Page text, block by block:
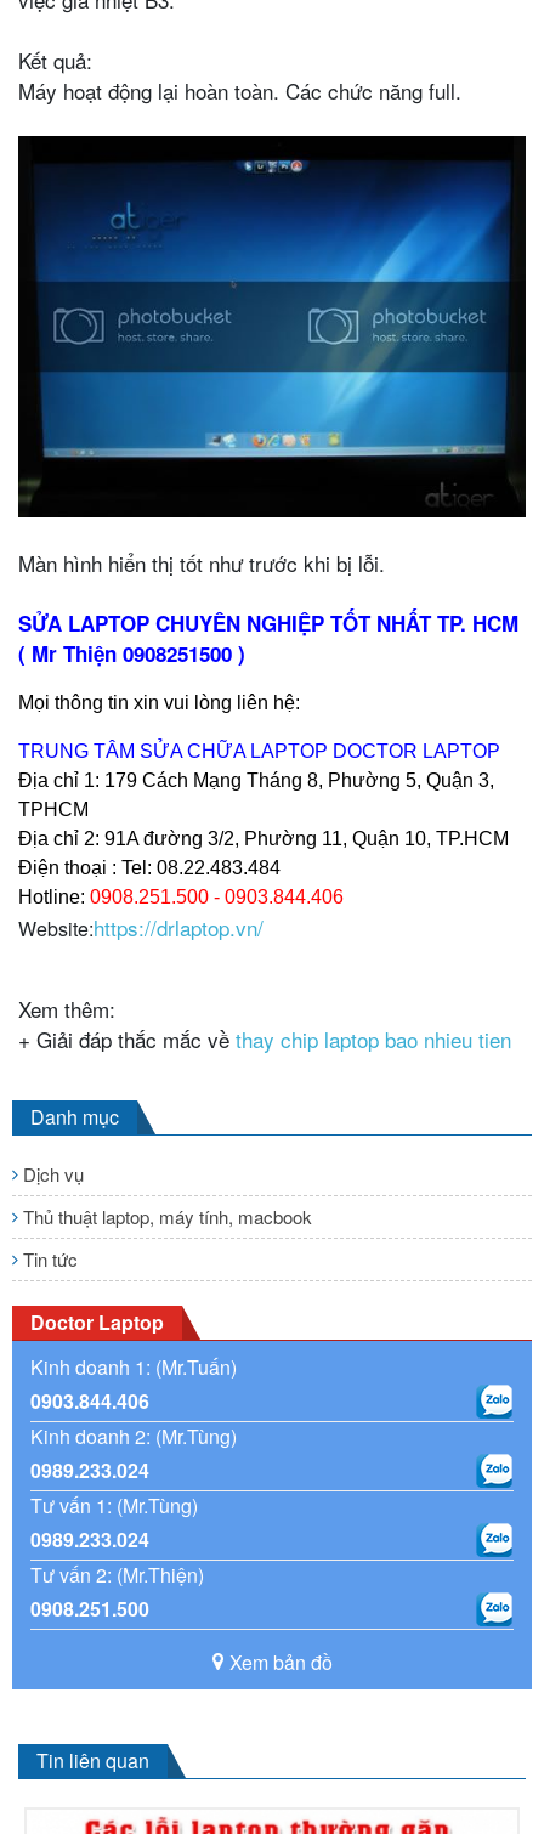
Kết quả:
Máy hoạt động lại hoàn toàn. Các chức năng full.
Màn hình hiển thị tốt như trước khi bị lỗi.
SỬA LAPTOP CHUYÊN NGHIỆP TỐT NHẤT TP. HCM
( Mr Thiện 0908251500 )
Mọi thông tin xin vui lòng liên hệ:
TRUNG TÂM SỬA CHỮA LAPTOP DOCTOR LAPTOP
Địa chỉ 1: 179 Cách Mạng Tháng 8, Phường 5, Quận 3,
TPHCM
Địa chỉ 2: 91A đường 3/2, Phường 11, Quận 10, TP.HCM
Điện thoại : Tel: 08.22.483.484
Hotline: 0908.251.500 - 0903.844.406
Website:https://drlaptop.vn/
Xem thêm:
+ Giải đáp thắc mắc về thay chip laptop bao nhieu tien
Danh mục
Dịch vụ
Thủ thuật laptop, máy tính, macbook
Tin tức
Doctor Laptop
Kinh doanh 1: (Mr.Tuấn)
0903.844.406
Kinh doanh 2: (Mr.Tùng)
0989.233.024
Tư vấn 1: (Mr.Tùng)
0989.233.024
Tư vấn 2: (Mr.Thiện)
0908.251.500
Xem bản đồ
Tin liên quan